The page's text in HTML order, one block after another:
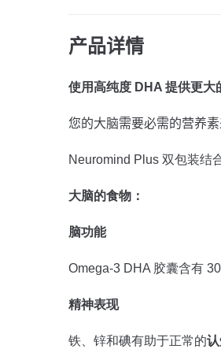
产品详情
使用高纯度 DHA 提供更大
您的大脑需要必需的营养
Neuromind Plus 双包装结
大脑的食物：
脑功能
Omega-3 DHA 胶囊含有
精神表现
铁、锌和碘有助于正常的